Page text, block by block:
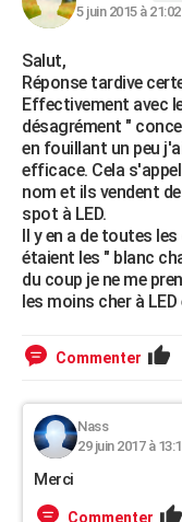
5 juin 2015 à 21:02
Salut,
Réponse tardive
Effectivement avec
désagrément "
en fouillant un peu
efficace. Cela
nom et ils vendent
spot à LED.
Il y en a de toutes
étaient les " blanc
du coup je ne me
les moins cher à
Commenter
Nass
29 juin 2017 à
Merci
Commenter